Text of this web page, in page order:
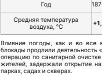
Год
Средняя температура
воздуха, °С
Влияние погоды, как и во все
блокады продлили
операцию по санитарной
жителей, задержали открытие
парках, садах и скверах.